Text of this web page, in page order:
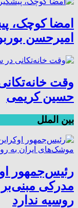
امضا کوچک،
امیرحسن
وقت
حسین کریمی
بین الملل
رئیس‌جمهور
مدرکی
روسیه ندارد